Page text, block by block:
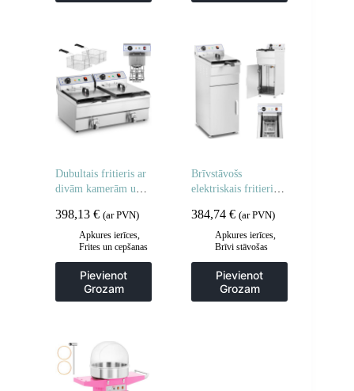
Dubultais fritieris ar
divām kamerām un
2x10L
398,13 € (ar PVN)
Apkures ierīces,
Frites un cepšanas
Gastronomija
Regulējamas
cepšanas iekārtas
Pievienot
Grozam
Brīvstāvošs
elektriskais fritieris
384,74€ (ar PVN)
Apkures ierīces,
Brīvi stāvošas
Frites un cepšanas
iekārtas,
Gastronomija
Pievienot
Grozam